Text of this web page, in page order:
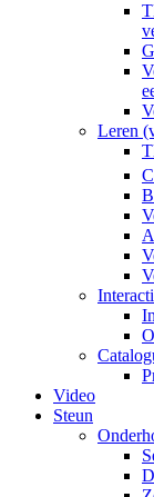
Leren
Video
Steun